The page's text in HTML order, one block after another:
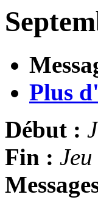
Plus
Début :
Fin :